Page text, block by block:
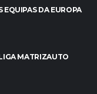
DA EUROPA
MATRIZAUTO